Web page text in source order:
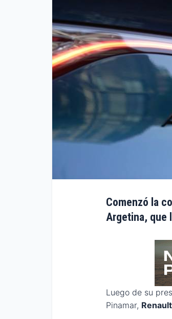
Comenzó la
Argetina, que
Luego de su
Pinamar,